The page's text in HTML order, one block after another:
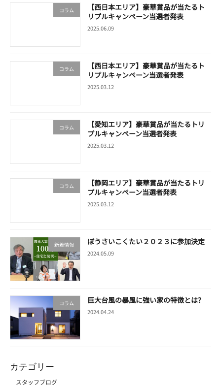
コラム
【西日本エリア】豪華賞品が当たるト
リプルキャンペーン当選者発表
2025.06.09
コラム
【西日本エリア】豪華賞品が当たるト
リプルキャンペーン当選者発表
2025.03.12
コラム
【愛知エリア】豪華賞品が当たるトリ
プルキャンペーン当選者発表
2025.03.12
コラム
【静岡エリア】豪華賞品が当たるトリ
プルキャンペーン当選者発表
2025.03.12
新着情報 ぼうさいこくたい２０２３に参加決定
2024.05.09
コラム 巨大台風の暴風に強い家の特徴とは?
2024.04.24
カテゴリー
スタッフブログ